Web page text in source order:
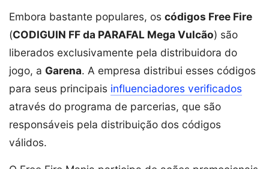
Embora bastante populares, os códigos Free Fire
(CODIGUIN FF da PARAFAL Mega Vulcão) são
liberados exclusivamente pela distribuidora do
jogo, a Garena. A empresa distribui esses códigos
para seus principais influenciadores verificados
através do programa de parcerias, que são
responsáveis pela distribuição dos códigos
válidos.